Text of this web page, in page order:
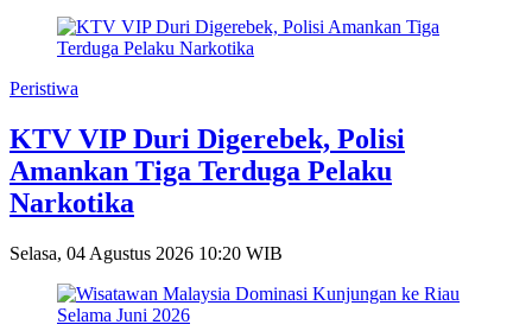
Peristiwa
KTV VIP Duri Digerebek, Polisi
Amankan Tiga Terduga Pelaku
Narkotika
Selasa, 04 Agustus 2026 10:20 WIB